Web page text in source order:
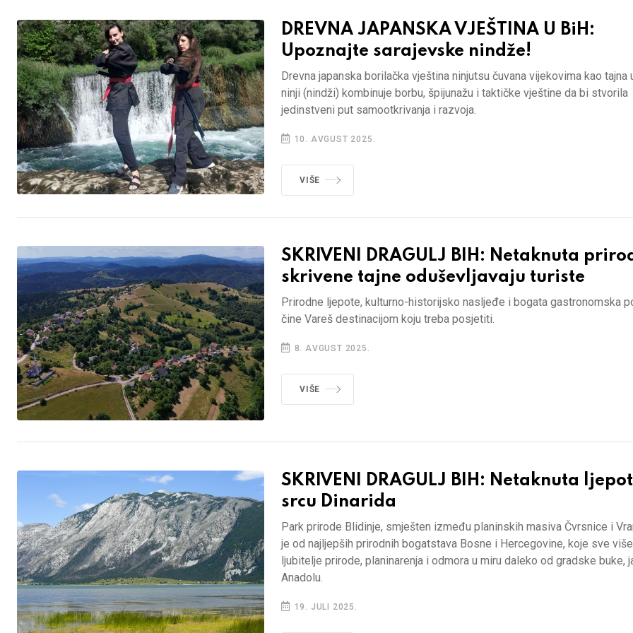
DREVNA JAPANSKA VJEŠTINA U BiH:
Upoznajte sarajevske nindže!
Drevna japanska borilačka vještina ninjutsu čuvana vijekovima kao tajna
ninji (nindži) kombinuje borbu, špijunažu i taktičke vještine da bi stvorila
jedinstveni put samootkrivanja i razvoja.
10. AVGUST 2025.
VIŠE
SKRIVENI DRAGULJ BIH: Netaknuta
skrivene tajne oduševljavaju turiste
Prirodne ljepote, kulturno-historijsko nasljeđe i bogata gastronomska
čine Vareš destinacijom koju treba posjetiti.
8. AVGUST 2025.
VIŠE
SKRIVENI DRAGULJ BIH: Netaknuta
srcu Dinarida
Park prirode Blidinje, smješten između planinskih masiva Čvrsnice i
je od najljepših prirodnih bogatstava Bosne i Hercegovine, koje sve
ljubitelje prirode, planinarenja i odmora u miru daleko od gradske buke,
Anadolu.
19. JULI 2025.